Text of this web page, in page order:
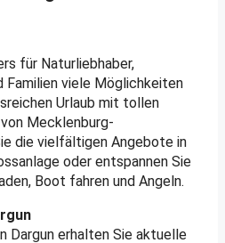
für Naturliebhaber,
Familien viele Möglichkeiten
Urlaub mit tollen
Mecklenburg-
die vielfältigen Angebote in
oder entspannen Sie
Boot fahren und Angeln.
Dargun erhalten Sie aktuelle